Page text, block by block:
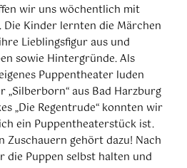
wir uns wöchentlich mit
Die Kinder lernten die Märchen
Lieblingsfigur aus und
sowie Hintergründe. Als
Puppentheater luden
„Silberborn“ aus Bad Harzburg
„Die Regentrude“ konnten wir
ein Puppentheaterstück ist.
Zuschauern gehört dazu! Nach
Puppen selbst halten und